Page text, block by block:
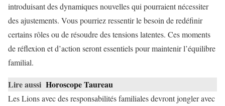
introduisant des dynamiques nouvelles qui pourraient nécessiter
des ajustements. Vous pourriez ressentir le besoin de redéfinir
certains rôles ou de résoudre des tensions latentes. Ces moments
de réflexion et d’action seront essentiels pour maintenir l’équilibre
familial.
Lire aussi Horoscope Taureau
Les Lions avec des responsabilités familiales devront jongler avec